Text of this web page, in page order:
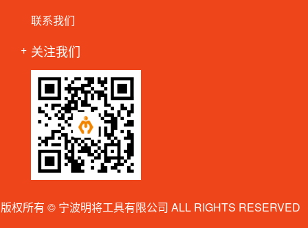
联系我们
关注我们
版权所有 © 宁波明将工具有限公司 ALL RIGHTS RESERVED